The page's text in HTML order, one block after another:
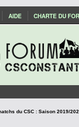
AIDE CHARTE DU